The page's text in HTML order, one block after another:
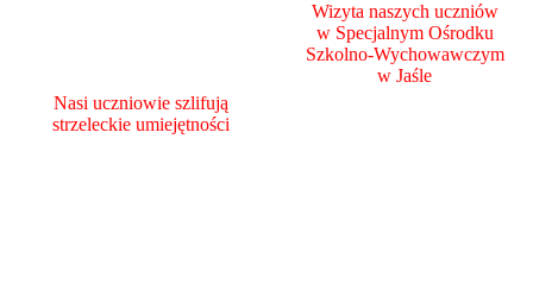
Nasi uczniowie szlifują
strzeleckie umiejętności
Wizyta naszych uczniów
w Specjalnym Ośrodku
Szkolno-Wychowawczym
w Jaśle